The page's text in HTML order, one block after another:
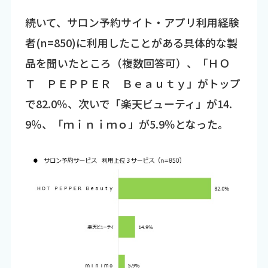
続いて、サロン予約サイト・アプリ利用経験
者(n=850)に利用したことがある具体的な製
品を聞いたところ（複数回答可）、「ＨＯ
Ｔ ＰＥＰＰＥＲ Ｂｅａｕｔｙ」がトップ
で82.0％、次いで「楽天ビューティ」が14.
9％、「ｍｉｎｉｍｏ」が5.9％となった。